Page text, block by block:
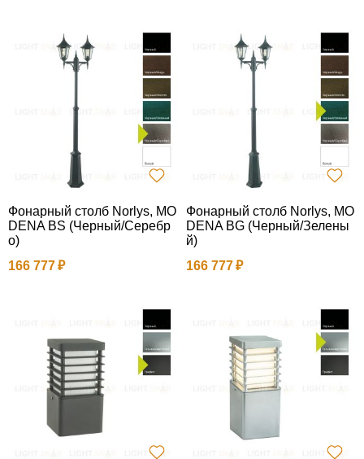
Фонарный столб Norlys, MO
DENA BS (Черный/Серебр
о)
166 777
Фонарный столб Norlys, MO
DENA BG (Черный/Зелены
й)
166 777